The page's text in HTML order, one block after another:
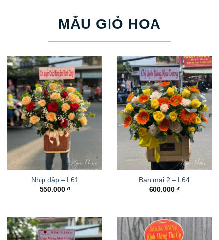
MẪU GIỎ HOA
Nhịp đập – L61
550.000 ₫
Ban mai 2 – L64
600.000 ₫